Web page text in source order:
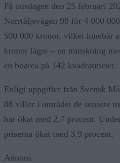
På onsdagen den 25 februari
Norrtäljevägen 98 för 4 000
500 000 kronor, vilket innebär
kronor lägre – en minskning
en boarea på 142 kvadratmeter.
Enligt uppgifter från Svensk
88 villor i området de senaste
har ökat med 2,7 procent.
priserna ökat med 3,9 procent.
Annons